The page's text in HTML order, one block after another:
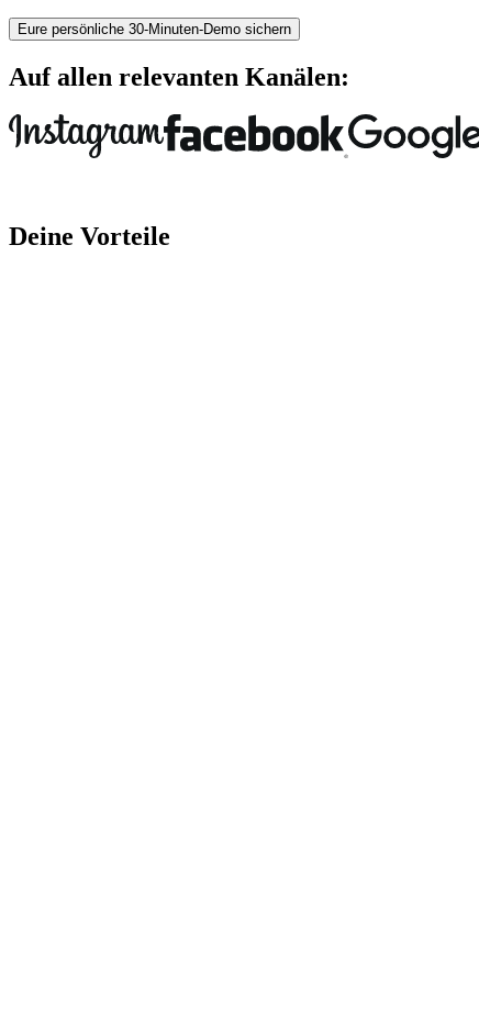
Eure persönliche 30-Minuten-Demo sichern
Auf allen relevanten Kanälen:
Deine Vorteile